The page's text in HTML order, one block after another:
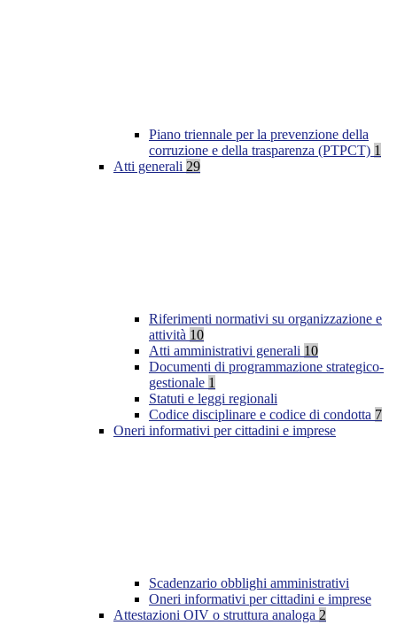
Piano triennale per la prevenzione della
corruzione e della trasparenza (PTPCT) 1
Atti generali 29
Riferimenti normativi su organizzazione e
attività 10
Atti amministrativi generali 10
Documenti di programmazione strategico-
gestionale 1
Statuti e leggi regionali
Codice disciplinare e codice di condotta 7
Oneri informativi per cittadini e imprese
Scadenzario obblighi amministrativi
Oneri informativi per cittadini e imprese
Attestazioni OIV o struttura analoga 2